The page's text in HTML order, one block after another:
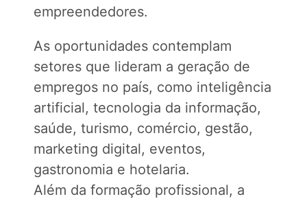
empreendedores.
As oportunidades contemplam
setores que lideram a geração de
empregos no país, como inteligência
artificial, tecnologia da informação,
saúde, turismo, comércio, gestão,
marketing digital, eventos,
gastronomia e hotelaria.
Além da formação profissional, a